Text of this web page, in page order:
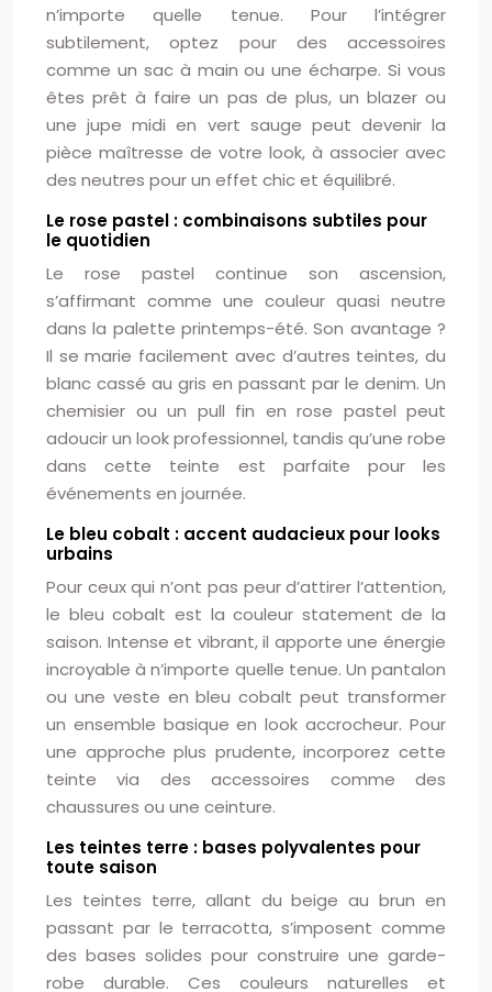
n’importe quelle tenue. Pour l’intégrer
subtilement, optez pour des accessoires
comme un sac à main ou une écharpe. Si vous
êtes prêt à faire un pas de plus, un blazer ou
une jupe midi en vert sauge peut devenir la
pièce maîtresse de votre look, à associer avec
des neutres pour un effet chic et équilibré.
Le rose pastel : combinaisons subtiles pour
le quotidien
Le rose pastel continue son ascension,
s’affirmant comme une couleur quasi neutre
dans la palette printemps-été. Son avantage ?
Il se marie facilement avec d’autres teintes, du
blanc cassé au gris en passant par le denim. Un
chemisier ou un pull fin en rose pastel peut
adoucir un look professionnel, tandis qu’une robe
dans cette teinte est parfaite pour les
événements en journée.
Le bleu cobalt : accent audacieux pour looks
urbains
Pour ceux qui n’ont pas peur d’attirer l’attention,
le bleu cobalt est la couleur statement de la
saison. Intense et vibrant, il apporte une énergie
incroyable à n’importe quelle tenue. Un pantalon
ou une veste en bleu cobalt peut transformer
un ensemble basique en look accrocheur. Pour
une approche plus prudente, incorporez cette
teinte via des accessoires comme des
chaussures ou une ceinture.
Les teintes terre : bases polyvalentes pour
toute saison
Les teintes terre, allant du beige au brun en
passant par le terracotta, s’imposent comme
des bases solides pour construire une garde-
robe durable. Ces couleurs naturelles et